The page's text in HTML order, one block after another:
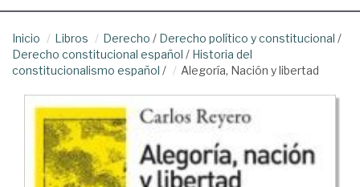
Inicio Libros Derecho / Derecho político y constitucional /
Derecho constitucional español / Historia del
constitucionalismo español / Alegoría, Nación y libertad